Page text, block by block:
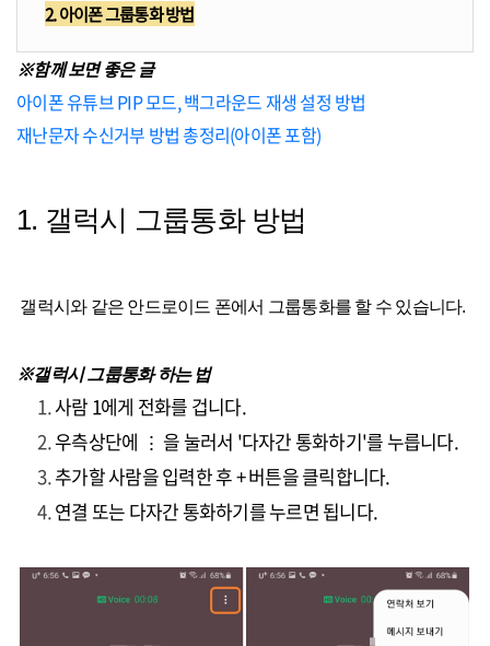
2. 아이폰 그룹통화 방법
※함께 보면 좋은 글
아이폰 유튜브 PIP 모드, 백그라운드 재생 설정 방법
재난문자 수신거부 방법 총정리(아이폰 포함)
1. 갤럭시 그룹통화 방법
갤럭시와 같은 안드로이드 폰에서 그룹통화를 할 수 있습니다.
※갤럭시 그룹통화 하는 법
사람 1에게 전화를 겁니다.
우측상단에 ⋮ 을 눌러서 '다자간 통화하기'를 누릅니다.
추가할 사람을 입력한 후 + 버튼을 클릭합니다.
연결 또는 다자간 통화하기를 누르면 됩니다.